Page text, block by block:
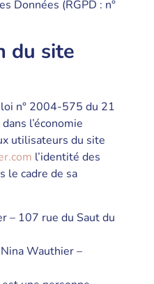
Données (RGPD : n°
du site
n° 2004-575 du 21
l’économie
utilisateurs du site
l’identité des
le cadre de sa
– 107 rue du Saut du
Wauthier –